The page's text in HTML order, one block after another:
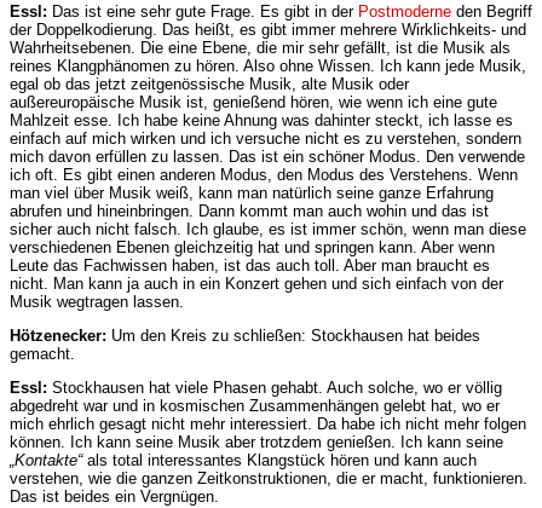
Essl: Das ist eine sehr gute Frage. Es gibt in der Postmoderne den Begriff
der Doppelkodierung. Das heißt, es gibt immer mehrere Wirklichkeits- und
Wahrheitsebenen. Die eine Ebene, die mir sehr gefällt, ist die Musik als
reines Klangphänomen zu hören. Also ohne Wissen. Ich kann jede Musik,
egal ob das jetzt zeitgenössische Musik, alte Musik oder
außereuropäische Musik ist, genießend hören, wie wenn ich eine gute
Mahlzeit esse. Ich habe keine Ahnung was dahinter steckt, ich lasse es
einfach auf mich wirken und ich versuche nicht es zu verstehen, sondern
mich davon erfüllen zu lassen. Das ist ein schöner Modus. Den verwende
ich oft. Es gibt einen anderen Modus, den Modus des Verstehens. Wenn
man viel über Musik weiß, kann man natürlich seine ganze Erfahrung
abrufen und hineinbringen. Dann kommt man auch wohin und das ist
sicher auch nicht falsch. Ich glaube, es ist immer schön, wenn man diese
verschiedenen Ebenen gleichzeitig hat und springen kann. Aber wenn
Leute das Fachwissen haben, ist das auch toll. Aber man braucht es
nicht. Man kann ja auch in ein Konzert gehen und sich einfach von der
Musik wegtragen lassen.
Hötzenecker: Um den Kreis zu schließen: Stockhausen hat beides
gemacht.
Essl: Stockhausen hat viele Phasen gehabt. Auch solche, wo er völlig
abgedreht war und in kosmischen Zusammenhängen gelebt hat, wo er
mich ehrlich gesagt nicht mehr interessiert. Da habe ich nicht mehr folgen
können. Ich kann seine Musik aber trotzdem genießen. Ich kann seine
„Kontakte“als total interessantes Klangstück hören und kann auch
verstehen, wie die ganzen Zeitkonstruktionen, die er macht, funktionieren.
Das ist beides ein Vergnügen.